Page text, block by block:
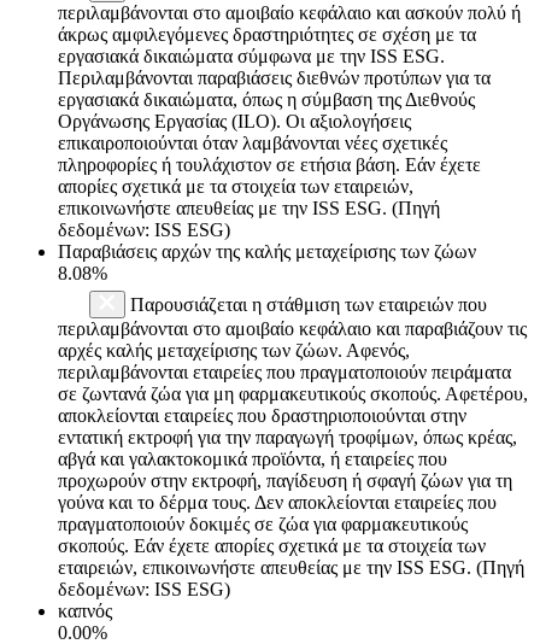
περιλαμβάνονται στο αμοιβαίο κεφάλαιο και ασκούν πολύ ή
άκρως αμφιλεγόμενες δραστηριότητες σε σχέση με τα
εργασιακά δικαιώματα σύμφωνα με την ISS ESG.
Περιλαμβάνονται παραβιάσεις διεθνών προτύπων για τα
εργασιακά δικαιώματα, όπως η σύμβαση της Διεθνούς
Οργάνωσης Εργασίας (ILO). Οι αξιολογήσεις
επικαιροποιούνται όταν λαμβάνονται νέες σχετικές
πληροφορίες ή τουλάχιστον σε ετήσια βάση. Εάν έχετε
απορίες σχετικά με τα στοιχεία των εταιρειών,
επικοινωνήστε απευθείας με την ISS ESG. (Πηγή
δεδομένων: ISS ESG)
Παραβιάσεις αρχών της καλής μεταχείρισης των ζώων
8.08%
Παρουσιάζεται η στάθμιση των εταιρειών που
περιλαμβάνονται στο αμοιβαίο κεφάλαιο και παραβιάζουν τις
αρχές καλής μεταχείρισης των ζώων. Αφενός,
περιλαμβάνονται εταιρείες που πραγματοποιούν πειράματα
σε ζωντανά ζώα για μη φαρμακευτικούς σκοπούς. Αφετέρου,
αποκλείονται εταιρείες που δραστηριοποιούνται στην
εντατική εκτροφή για την παραγωγή τροφίμων, όπως κρέας,
αβγά και γαλακτοκομικά προϊόντα, ή εταιρείες που
προχωρούν στην εκτροφή, παγίδευση ή σφαγή ζώων για τη
γούνα και το δέρμα τους. Δεν αποκλείονται εταιρείες που
πραγματοποιούν δοκιμές σε ζώα για φαρμακευτικούς
σκοπούς. Εάν έχετε απορίες σχετικά με τα στοιχεία των
εταιρειών, επικοινωνήστε απευθείας με την ISS ESG. (Πηγή
δεδομένων: ISS ESG)
καπνός
0.00%